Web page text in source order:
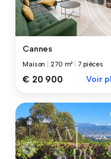
Cannes
Maison |270 m² |7 pièces
€ 20 900 Voir